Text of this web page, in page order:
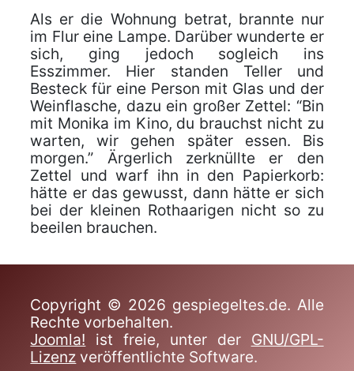
Als er die Wohnung betrat, brannte nur
im Flur eine Lampe. Darüber wunderte er
sich, ging jedoch sogleich ins
Esszimmer. Hier standen Teller und
Besteck für eine Person mit Glas und der
Weinflasche, dazu ein großer Zettel: “Bin
mit Monika im Kino, du brauchst nicht zu
warten, wir gehen später essen. Bis
morgen.” Ärgerlich zerknüllte er den
Zettel und warf ihn in den Papierkorb:
hätte er das gewusst, dann hätte er sich
bei der kleinen Rothaarigen nicht so zu
beeilen brauchen.
Copyright © 2026 gespiegeltes.de. Alle
Rechte vorbehalten.
Joomla! ist freie, unter der GNU/GPL-
Lizenz veröffentlichte Software.